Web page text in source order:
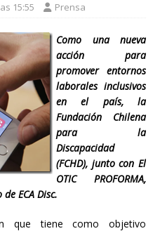
15:55 Prensa
Como una nueva
acción para
promover entornos
laborales inclusivos
en el país, la
Fundación Chilena
para la
Discapacidad
(FCHD), junto con El
OTIC PROFORMA,
ECA Disc.
que tiene como objetivo